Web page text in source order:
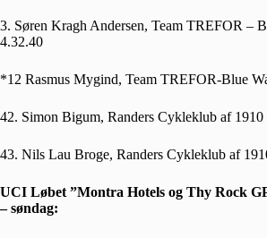
3. Søren Kragh Andersen, Team TREFOR –
4.32.40
*12 Rasmus Mygind, Team TREFOR-Blue
42. Simon Bigum, Randers Cykleklub af
43. Nils Lau Broge, Randers Cykleklub af
UCI Løbet ”Montra Hotels og Thy Rock
– søndag: